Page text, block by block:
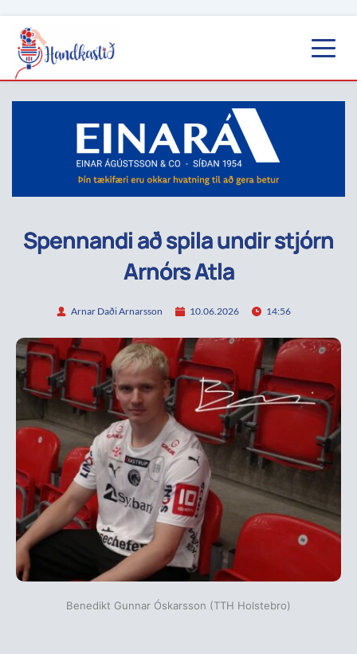
Spennandi að spila undir stjórn
Arnórs Atla
Arnar Daði Arnarsson 10.06.2026 14:56
Benedikt Gunnar Óskarsson (TTH Holstebro)